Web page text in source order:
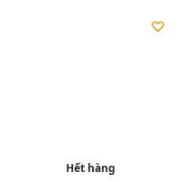
Hết hàng